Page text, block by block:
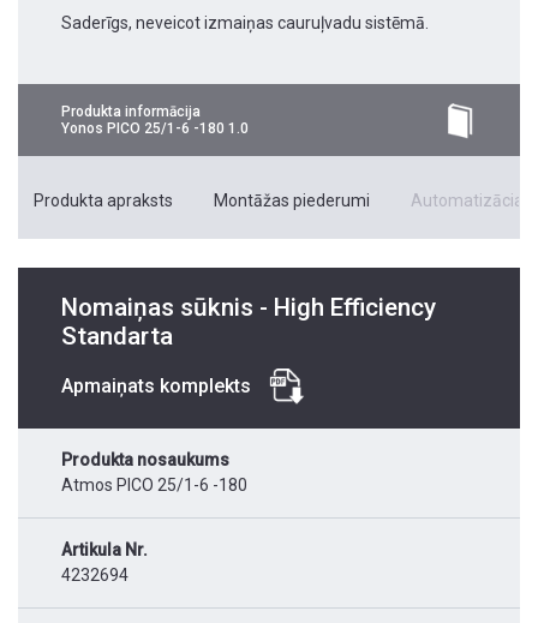
Saderīgs, neveicot izmaiņas cauruļvadu sistēmā.
Produkta informācija
Yonos PICO 25/1-6 -180 1.0
Produkta apraksts Montāžas piederumi Automatizācias
Nomaiņas sūknis - High Efficiency
Standarta
Apmaiņats komplekts
Produkta nosaukums
Atmos PICO 25/1-6 -180
Artikula Nr.
4232694